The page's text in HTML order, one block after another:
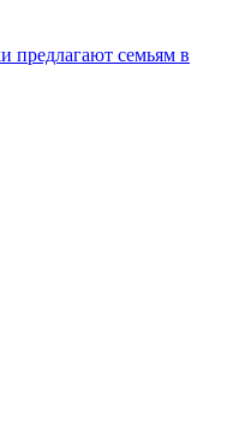
предлагают семьям в